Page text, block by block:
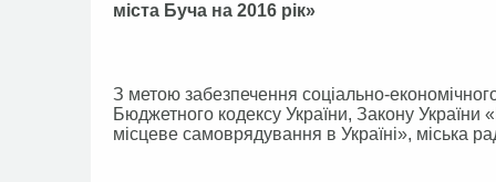
міста Буча на 2016 рік»
З метою забезпечення соціально-
Бюджетного кодексу України, Закону
місцеве самоврядування в Україні», міська